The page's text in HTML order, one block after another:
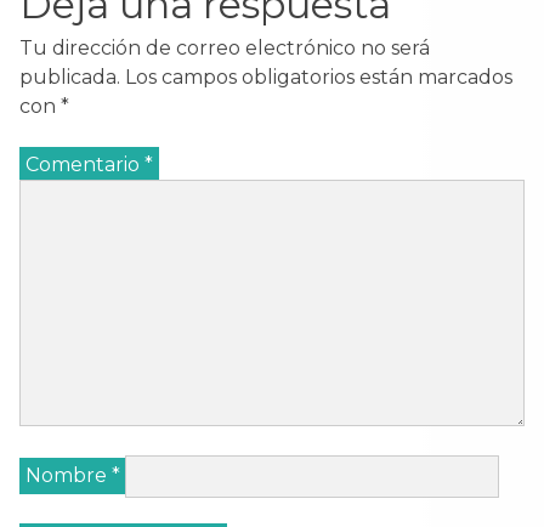
Tu dirección de correo electrónico no será
publicada. Los campos obligatorios están marcados
con *
Comentario *
Nombre *